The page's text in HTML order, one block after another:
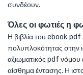
συνδέουν.
Όλες οι φωτιές η
Η βιβλία του ebook
πολυπλοκότητας στην
αξιωματικός pdf νόμου
αίσθημα έντασης. Η